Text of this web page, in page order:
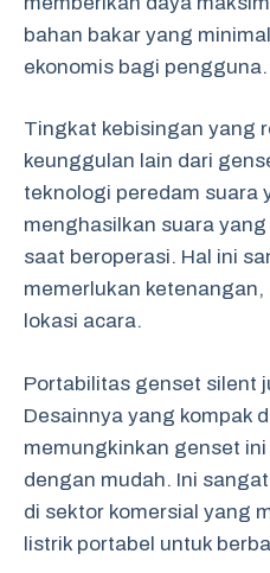
bahan bakar yang
ekonomis bagi pengguna.
Tingkat kebisingan yang
keunggulan lain dari
teknologi peredam suara
menghasilkan suara
saat beroperasi. Hal ini
memerlukan
lokasi acara.
Portabilitas genset silent
Desainnya yang kompak
memungkinkan genset
dengan mudah. Ini
di sektor komersial yang
listrik portabel untuk